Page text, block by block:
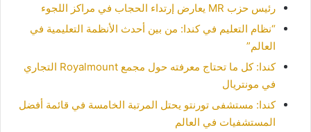
رئيس حزب MR يعارض إرتداء الحجاب في مراكز اللجوء
“نظام التعليم في كندا: من بين أحدث الأنظمة التعليمية في
العالم”
كندا: كل ما تحتاج معرفته حول مجمع Royalmount التجاري
في مونتريال
كندا: مستشفى تورنتو يحتل المرتبة الخامسة في قائمة أفضل
المستشفيات في العالم